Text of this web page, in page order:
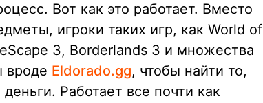
Вот как это работает. Вместо
игроки таких игр, как World of
3, Borderlands 3 и множества
вроде Eldorado.gg, чтобы найти то,
Работает все почти как